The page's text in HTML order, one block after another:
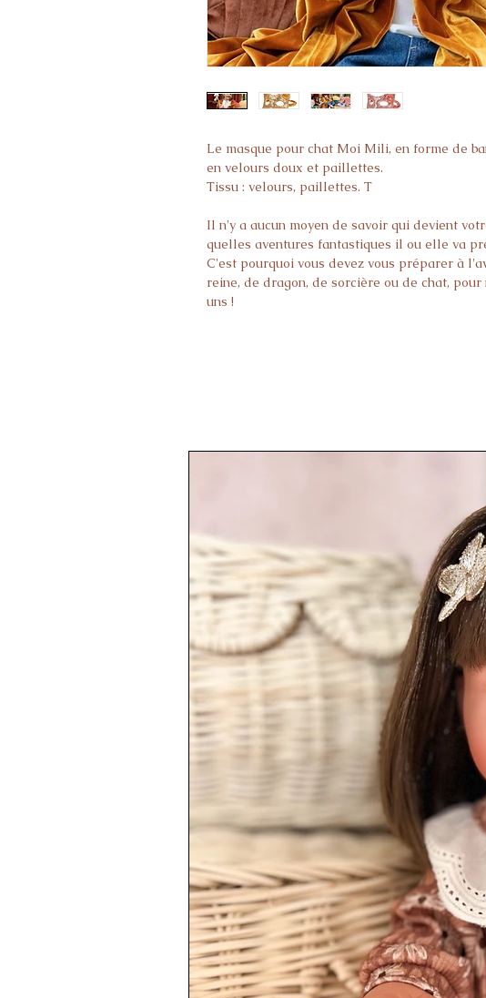
Le masque pour chat Moi Mili, en forme de
en velours doux et paillettes.
Tissu : velours, paillettes. T
Il n'y a aucun moyen de savoir qui devient
quelles aventures fantastiques il ou elle va
C'est pourquoi vous devez vous préparer à
reine, de dragon, de sorcière ou de chat,
uns !
FAIT PARTIE DE LA COLLECTION MAGIC
pas comme ça ! C'est évident pour toutes les
des capes magiques, des couronnes, des
masques. Puisque chaque pays a ses propres
Température de lavage : jusqu'à 30 °C.
Pays de fabrication : Pologne